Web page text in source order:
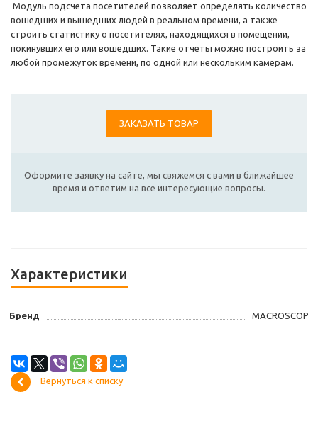
Модуль подсчета посетителей позволяет определять количество
вошедших и вышедших людей в реальном времени, а также
строить статистику о посетителях, находящихся в помещении,
покинувших его или вошедших. Такие отчеты можно построить за
любой промежуток времени, по одной или нескольким камерам.
ЗАКАЗАТЬ ТОВАР
Оформите заявку на сайте, мы свяжемся с вами в ближайшее
время и ответим на все интересующие вопросы.
Характеристики
Бренд MACROSCOP
Вернуться к списку